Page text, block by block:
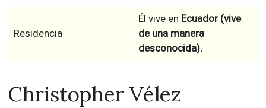
Residencia
Él vive en Ecuador (vive
de una manera
desconocida).
Christopher Vélez